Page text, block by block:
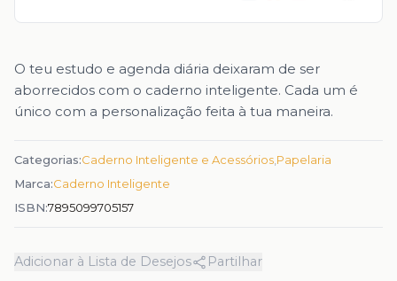
O teu estudo e agenda diária deixaram de ser
aborrecidos com o caderno inteligente. Cada um é
único com a personalização feita à tua maneira.
Categorias:Caderno Inteligente e Acessórios Papelaria
Marca:Caderno Inteligente
ISBN:7895099705157
Adicionar à Lista de Desejos Partilhar